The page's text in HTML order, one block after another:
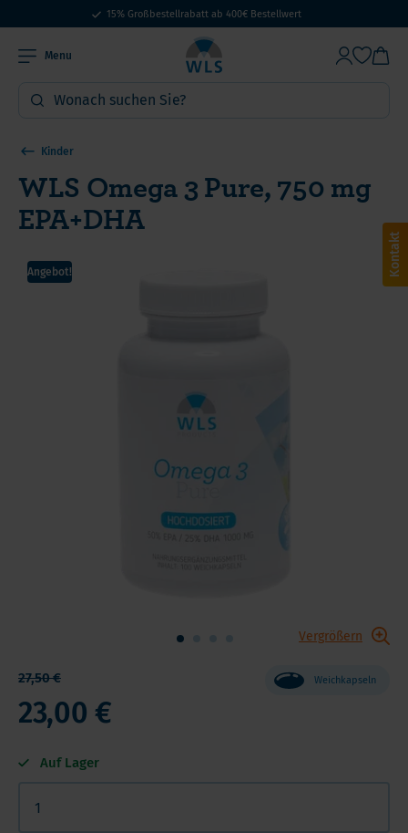
15% Großbestellrabatt ab 400€ Bestellwert
Menu
Kinder
WLS Omega 3 Pure, 750 mg
EPA+DHA
Angebot!
Vergrößern
Weichkapseln
23,00 €
27,50 €
Auf Lager
Kontakt